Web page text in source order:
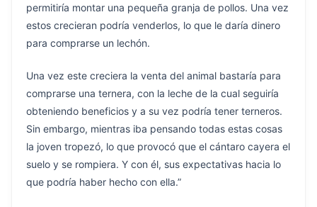
permitiría montar una pequeña granja de pollos. Una vez
estos crecieran podría venderlos, lo que le daría dinero
para comprarse un lechón.
Una vez este creciera la venta del animal bastaría para
comprarse una ternera, con la leche de la cual seguiría
obteniendo beneficios y a su vez podría tener terneros.
Sin embargo, mientras iba pensando todas estas cosas
la joven tropezó, lo que provocó que el cántaro cayera el
suelo y se rompiera. Y con él, sus expectativas hacia lo
que podría haber hecho con ella.”